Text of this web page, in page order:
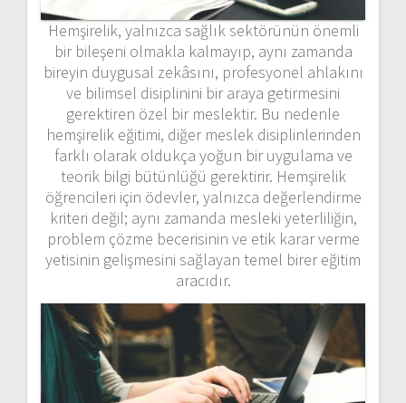
Hemşirelik, yalnızca sağlık sektörünün önemli
bir bileşeni olmakla kalmayıp, aynı zamanda
bireyin duygusal zekâsını, profesyonel ahlakını
ve bilimsel disiplinini bir araya getirmesini
gerektiren özel bir meslektir. Bu nedenle
hemşirelik eğitimi, diğer meslek disiplinlerinden
farklı olarak oldukça yoğun bir uygulama ve
teorik bilgi bütünlüğü gerektirir. Hemşirelik
öğrencileri için ödevler, yalnızca değerlendirme
kriteri değil; aynı zamanda mesleki yeterliliğin,
problem çözme becerisinin ve etik karar verme
yetisinin gelişmesini sağlayan temel birer eğitim
aracıdır.